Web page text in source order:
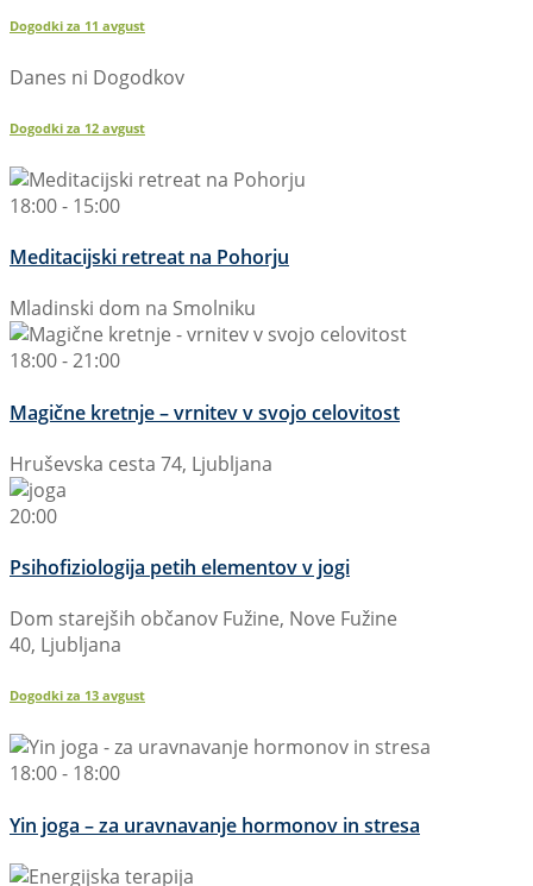
Dogodki za 11 avgust
Danes ni Dogodkov
Dogodki za 12 avgust
18:00 - 15:00
Meditacijski retreat na Pohorju
Mladinski dom na Smolniku
18:00 - 21:00
Magične kretnje – vrnitev v svojo celovitost
Hruševska cesta 74, Ljubljana
20:00
Psihofiziologija petih elementov v jogi
Dom starejših občanov Fužine, Nove Fužine
40, Ljubljana
Dogodki za 13 avgust
18:00 - 18:00
Yin joga – za uravnavanje hormonov in stresa